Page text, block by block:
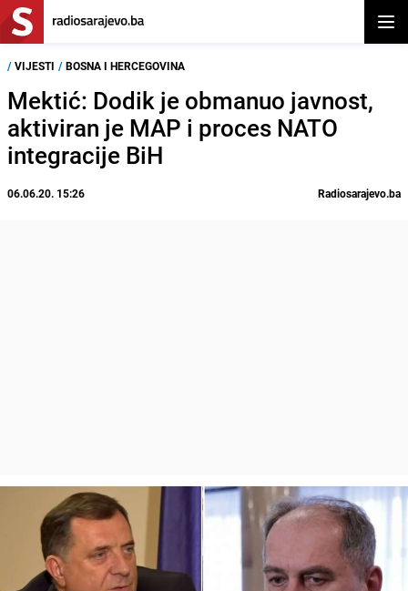
/ VIJESTI / BOSNA I HERCEGOVINA
Mektić: Dodik je obmanuo javnost,
aktiviran je MAP i proces NATO
integracije BiH
06.06.20. 15:26 Radiosarajevo.ba